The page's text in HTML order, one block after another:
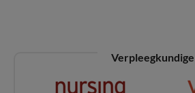
Verpleegkundige